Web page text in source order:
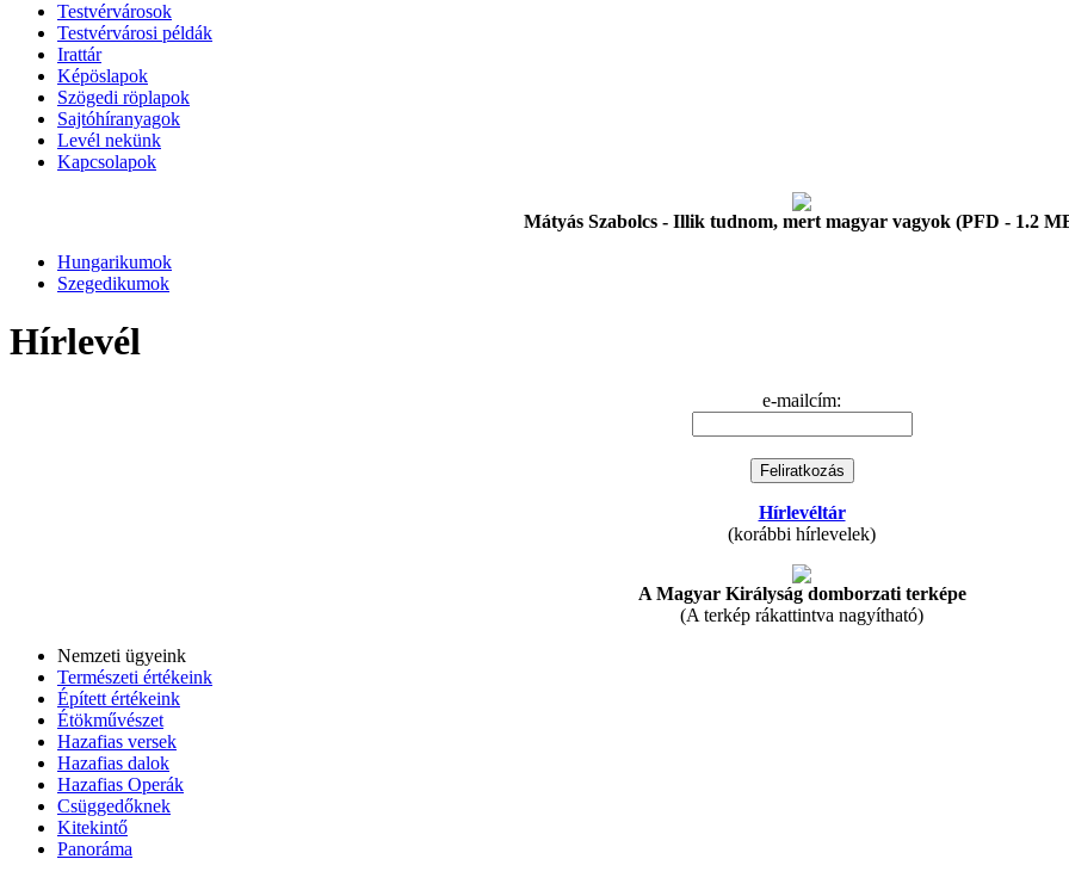
Testvérvárosok
Testvérvárosi példák
Irattár
Képöslapok
Szögedi röplapok
Sajtóhíranyagok
Levél nekünk
Kapcsolapok
Mátyás Szabolcs - Illik tudnom, mert magyar vagyok (PFD - 1.2
Hungarikumok
Szegedikumok
Hírlevél
e-mailcím:
Hírlevéltár
(korábbi hírlevelek)
A Magyar Királyság domborzati terképe
(A terkép rákattintva nagyítható)
Nemzeti ügyeink
Természeti értékeink
Épített értékeink
Étökművészet
Hazafias versek
Hazafias dalok
Hazafias Operák
Csüggedőknek
Kitekintő
Panoráma